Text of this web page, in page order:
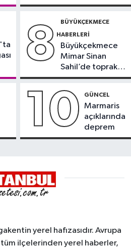
8 BÜYÜKÇEKMECE
HABERLERI
Büyükçekmece
Mimar Sinan
Sahil’de toprak
kayması
10 GÜNCEL
Marmaris
açıklarında
deprem
yerel hafızasıdır. Avrupa
tüm ilçelerinden yerel haberler,